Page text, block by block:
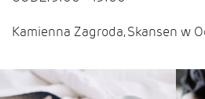
Kamienna Zagroda, Skansen w